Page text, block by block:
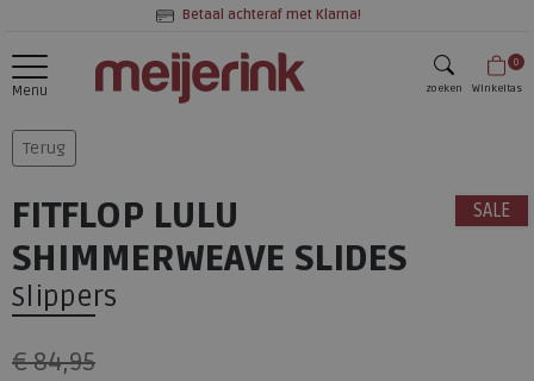
Betaal achteraf met Klarna!
Menu zoeken
0
Winkeltas
Terug
SALE
FITFLOP LULU
SHIMMERWEAVE SLIDES
Slippers
€ 84,95